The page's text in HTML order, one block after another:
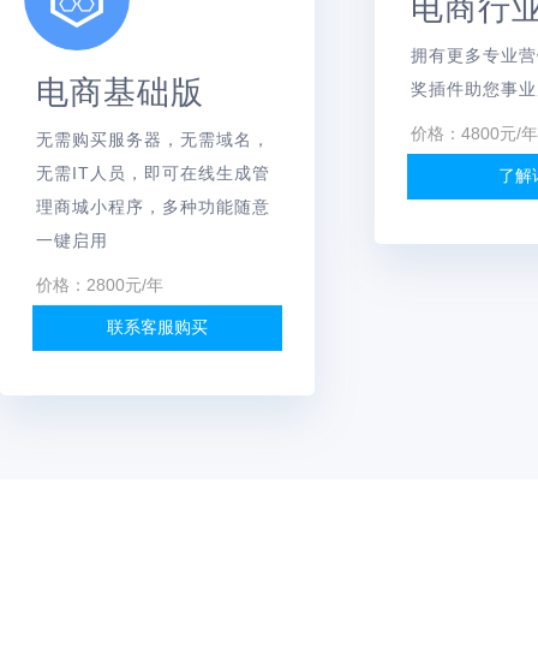
电商基础版
无需购买服务器，无需域名，
无需IT人员，即可在线生成管
理商城小程序，多种功能随意
一键启用
价格：2800元/年
联系客服购买
电商行
拥有更多专业
奖插件助您事
价格：4800元/年
了解